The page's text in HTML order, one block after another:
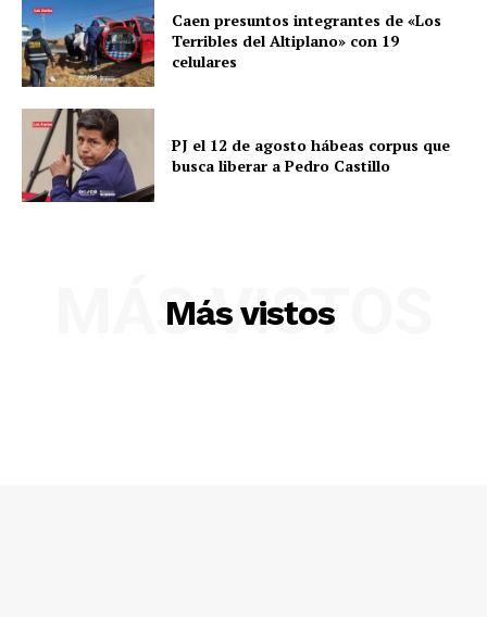
SUSCRIBETE
Caen presuntos integrantes de «Los
Terribles del Altiplano» con 19
celulares
PJ el 12 de agosto hábeas corpus que
busca liberar a Pedro Castillo
Más vistos
MÁS VISTOS